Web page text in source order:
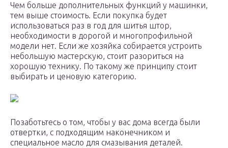
Чем больше дополнительных функций у машинки,
тем выше стоимость. Если покупка будет
использоваться раз в год для шитья штор,
необходимости в дорогой и многопрофильной
модели нет. Если же хозяйка собирается устроить
небольшую мастерскую, стоит разориться на
хорошую технику. По такому же принципу стоит
выбирать и ценовую категорию.
Позаботьтесь о том, чтобы у вас дома всегда были
отвертки, с подходящим наконечником и
специальное масло для смазывания деталей.